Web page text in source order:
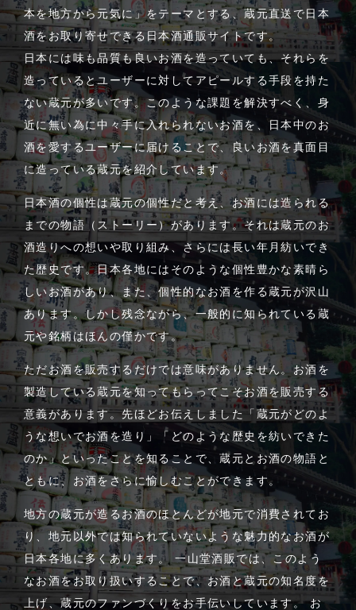
本を地方から元気に」をテーマとする、蔵元直送で日本
酒をお取り寄せできる日本酒通販サイトです。
日本には味も品質も良いお酒を造っていても、それらを
造っているとユーザーに対してアピールする手段を持た
ない蔵元が多いです。このような課題を解決すべく、身
近に無い為に中々手に入れられないお酒を、日本中のお
酒を愛するユーザーに届けることで、良いお酒を真面目
に造っている蔵元を紹介しています。
日本酒の個性は蔵元の個性だと考え、お酒には造られる
までの物語（ストーリー）があります。それは蔵元のお
酒造りへの想いや取り組み、さらには長い年月紡いでき
た歴史です。日本各地にはそのような個性豊かな素晴ら
しいお酒があり、また、個性的なお酒を作る蔵元が沢山
あります。しかし残念ながら、一般的に知られている蔵
元や銘柄はほんの僅かです。
ただお酒を販売するだけでは意味がありません。お酒を
製造している蔵元を知ってもらってこそお酒を販売する
意義があります。先ほどお伝えしました「蔵元がどのよ
うな想いでお酒を造り」「どのような歴史を紡いできた
のか」といったことを知ることで、蔵元とお酒の物語と
ともに、お酒をさらに愉しむことができます。
地方の蔵元が造るお酒のほとんどが地元で消費されてお
り、地元以外では知られていないような魅力的なお酒が
日本各地に多くあります。 一山堂酒販では、このよう
なお酒をお取り扱いすることで、お酒と蔵元の知名度を
上げ、蔵元のファンづくりをお手伝いしています。 お